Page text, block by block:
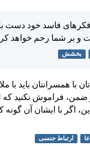
فكرهای فاسد خود دست
و بر شما رحم خواهد
بخشش
با همسرانتان بايد با
ضمن، فراموش نكنيد
اگر با ايشان آن گونه
ارتباط جنسی